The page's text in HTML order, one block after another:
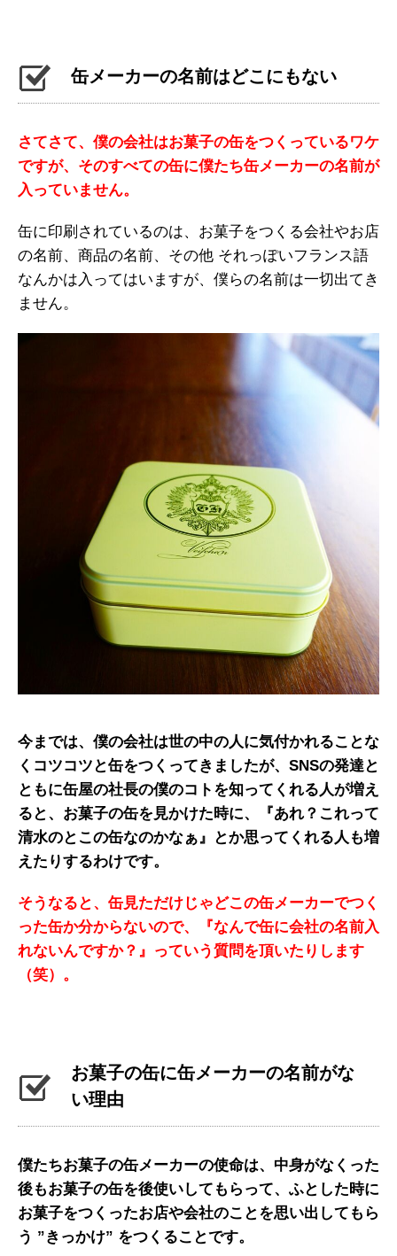
缶メーカーの名前はどこにもない
さてさて、僕の会社はお菓子の缶をつくっているワケ
ですが、そのすべての缶に僕たち缶メーカーの名前が
入っていません。
缶に印刷されているのは、お菓子をつくる会社やお店
の名前、商品の名前、その他 それっぽいフランス語
なんかは入ってはいますが、僕らの名前は一切出てき
ません。
今までは、僕の会社は世の中の人に気付かれることな
くコツコツと缶をつくってきましたが、SNSの発達と
ともに缶屋の社長の僕のコトを知ってくれる人が増え
ると、お菓子の缶を見かけた時に、『あれ？これって
清水のとこの缶なのかなぁ』とか思ってくれる人も増
えたりするわけです。
そうなると、缶見ただけじゃどこの缶メーカーでつく
った缶か分からないので、『なんで缶に会社の名前入
れないんですか？』っていう質問を頂いたりします
（笑）。
お菓子の缶に缶メーカーの名前がな
い理由
僕たちお菓子の缶メーカーの使命は、中身がなくった
後もお菓子の缶を後使いしてもらって、ふとした時に
お菓子をつくったお店や会社のことを思い出してもら
う ”きっかけ” をつくることです。